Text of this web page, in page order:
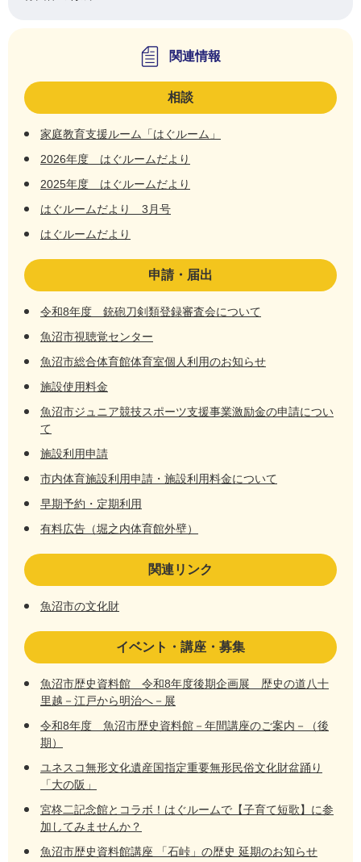
関連情報
相談
家庭教育支援ルーム「はぐルーム」
2026年度 はぐルームだより
2025年度 はぐルームだより
はぐルームだより 3月号
はぐルームだより
申請・届出
令和8年度 銃砲刀剣類登録審査会について
魚沼市視聴覚センター
魚沼市総合体育館体育室個人利用のお知らせ
施設使用料金
魚沼市ジュニア競技スポーツ支援事業激励金の申請につい
て
施設利用申請
市内体育施設利用申請・施設利用料金について
早期予約・定期利用
有料広告（堀之内体育館外壁）
関連リンク
魚沼市の文化財
イベント・講座・募集
魚沼市歴史資料館 令和8年度後期企画展 歴史の道八十
里越－江戸から明治へ－展
令和8年度 魚沼市歴史資料館－年間講座のご案内－（後
期）
ユネスコ無形文化遺産国指定重要無形民俗文化財盆踊り
「大の阪」
宮柊二記念館とコラボ！はぐルームで【子育て短歌】に参
加してみませんか？
魚沼市歴史資料館講座 「石峠」の歴史 延期のお知らせ